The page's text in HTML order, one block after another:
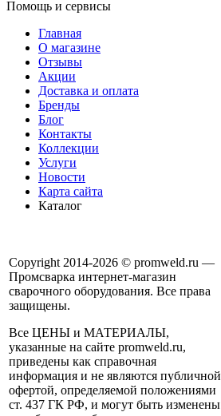
Помощь и сервисы
Главная
О магазине
Отзывы
Акции
Доставка и оплата
Бренды
Блог
Контакты
Коллекции
Услуги
Новости
Карта сайта
Каталог
Copyright 2014-2026 © promweld.ru —
Промсварка интернет-магазин
сварочного оборудования. Все права
защищены.
Все ЦЕНЫ и МАТЕРИАЛЫ,
указанные на сайте promweld.ru,
приведены как справочная
информация и не являются публичной
офертой, определяемой положениями
ст. 437 ГК РФ, и могут быть изменены